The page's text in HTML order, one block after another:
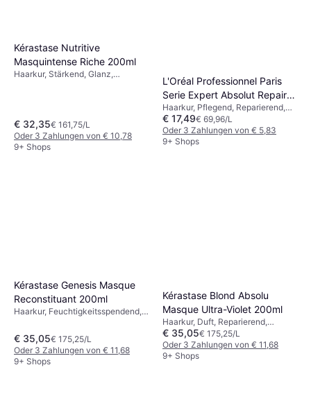
Kérastase Nutritive
Masquintense Riche 200ml
Haarkur, Stärkend, Glanz,
€ 32,35€ 161,75/L
Oder 3 Zahlungen von € 10,78
9+ Shops
L'Oréal Professionnel Paris
Serie Expert Absolut Repair
Golden Masque 250ml
Haarkur, Pflegend, Reparierend,
Stärkend, Glättend, Glanz,
Weichmachend, Entwirrend,
Protein
€ 17,49€ 69,96/L
Oder 3 Zahlungen von € 5,83
9+ Shops
Kérastase Genesis Masque
Reconstituant 200ml
Haarkur, Feuchtigkeitsspendend,
Pflegend, Reparierend, Stärkend,
Glättend, Bei Haarausfall,
Weichmachend, Glanz,
Antioxidantien
€ 35,05€ 175,25/L
Oder 3 Zahlungen von € 11,68
9+ Shops
Kérastase Blond Absolu
Masque Ultra-Violet 200ml
Haarkur, Duft, Reparierend,
Stärkend, Glättend, Pflegend,
Ohne Ausspülen, Glanz,
Regenerierend, Anti-Frizz,
€ 35,05€ 175,25/L
Oder 3 Zahlungen von € 11,68
9+ Shops